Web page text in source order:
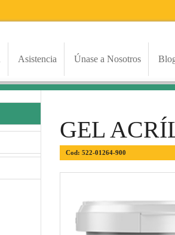
Asistencia Únase a Nosotros
GEL
Cod: 522-01264-900